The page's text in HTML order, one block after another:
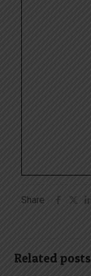
Share
Related posts